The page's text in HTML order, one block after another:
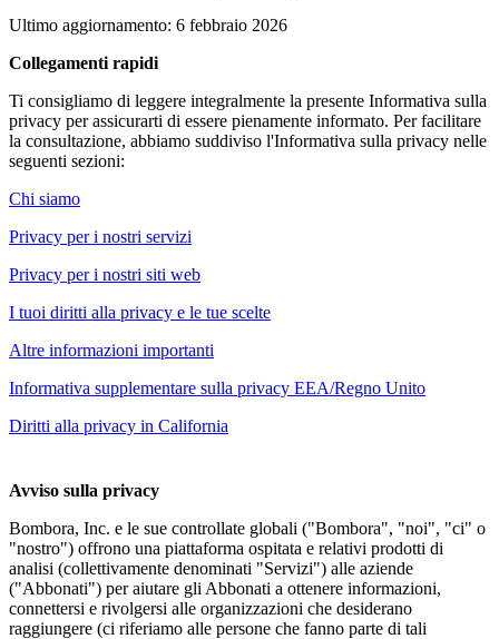
Ultimo aggiornamento: 6 febbraio 2026
Collegamenti rapidi
Ti consigliamo di leggere integralmente la presente Informativa sulla
privacy per assicurarti di essere pienamente informato. Per facilitare
la consultazione, abbiamo suddiviso l'Informativa sulla privacy nelle
seguenti sezioni:
Chi siamo
Privacy per i nostri servizi
Privacy per i nostri siti web
I tuoi diritti alla privacy e le tue scelte
Altre informazioni importanti
Informativa supplementare sulla privacy EEA/Regno Unito
Diritti alla privacy in California
Avviso sulla privacy
Bombora, Inc. e le sue controllate globali ("Bombora", "noi", "ci" o
"nostro") offrono una piattaforma ospitata e relativi prodotti di
analisi (collettivamente denominati "Servizi") alle aziende
("Abbonati") per aiutare gli Abbonati a ottenere informazioni,
connettersi e rivolgersi alle organizzazioni che desiderano
raggiungere (ci riferiamo alle persone che fanno parte di tali